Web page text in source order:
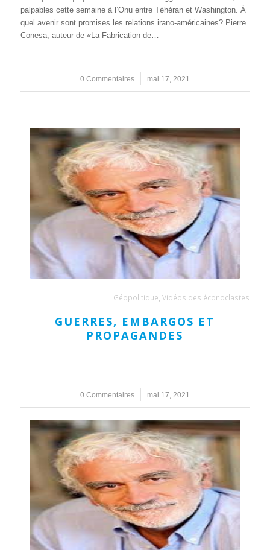
palpables cette semaine à l’Onu entre Téhéran et Washington. À
quel avenir sont promises les relations irano-américaines? Pierre
Conesa, auteur de «La Fabrication de…
0 Commentaires
/ mai 17, 2021
Géopolitique,Vidéos des éconoclastes
GUERRES, EMBARGOS ET
PROPAGANDES
0 Commentaires
/ mai 17, 2021